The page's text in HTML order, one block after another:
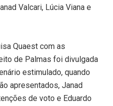
Valcari, Lúcia Viana e
Quaest com as
de Palmas foi divulgada
estimulado, quando
apresentados, Janad
de voto e Eduardo